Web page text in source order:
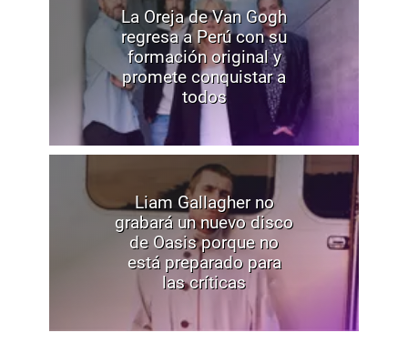
La Oreja de Van Gogh
regresa a Perú con su
formación original y
promete conquistar a
todos
Liam Gallagher no
grabará un nuevo disco
de Oasis porque no
está preparado para
las críticas